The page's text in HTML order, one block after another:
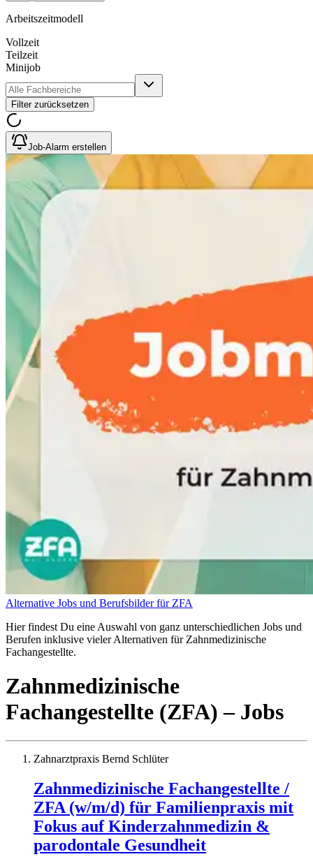
Arbeitszeitmodell
Vollzeit
Teilzeit
Minijob
Filter zurücksetzen
Job-Alarm erstellen
Alternative Jobs und Berufsbilder für ZFA
Hier findest Du eine Auswahl von ganz unterschiedlichen Jobs und
Berufen inklusive vieler Alternativen für Zahnmedizinische
Fachangestellte.
Zahnmedizinische
Fachangestellte (ZFA) – Jobs
Zahnarztpraxis Bernd Schlüter
Zahnmedizinische Fachangestellte /
ZFA (w/m/d) für Familienpraxis mit
Fokus auf Kinderzahnmedizin &
parodontale Gesundheit